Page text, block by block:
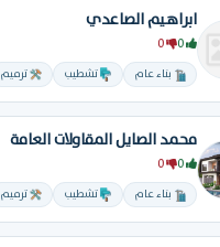
ابراهيم الصاعدي
0
0
بناء عام تشطيب ترميم
محمد الصايل المقاولات العامة
0
0
بناء عام تشطيب ترميم